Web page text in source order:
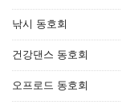
낚시 동호회
건강댄스 동호회
오프로드 동호회